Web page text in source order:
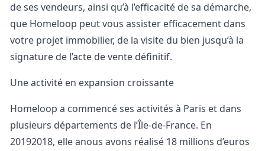
de ses vendeurs, ainsi qu’à l’efficacité de sa démarche,
que Homeloop peut vous assister efficacement dans
votre projet immobilier, de la visite du bien jusqu’à la
signature de l’acte de vente définitif.
Une activité en expansion croissante
Homeloop a commencé ses activités à Paris et dans
plusieurs départements de l’Île-de-France. En
20192018, elle anous avons réalisé 18 millions d’euros